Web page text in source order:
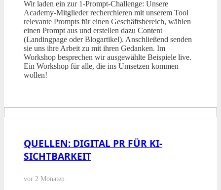
Wir laden ein zur 1-Prompt-Challenge: Unsere
Academy-Mitglieder recherchieren mit unserem Tool
relevante Prompts für einen Geschäftsbereich, wählen
einen Prompt aus und erstellen dazu Content
(Landingpage oder Blogartikel). Anschließend senden
sie uns ihre Arbeit zu mit ihren Gedanken. Im
Workshop besprechen wir ausgewählte Beispiele live.
Ein Workshop für alle, die ins Umsetzen kommen
wollen!
QUELLEN: DIGITAL PR FÜR KI-
SICHTBARKEIT
vor 2 Monaten